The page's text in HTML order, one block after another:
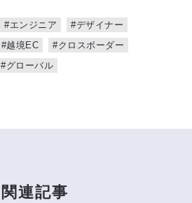
#エンジニア
#デザイナー
#越境EC
#クロスボーダー
#グローバル
関連記事